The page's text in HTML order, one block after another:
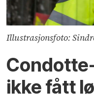
Illustrasjonsfoto:
ikke fått